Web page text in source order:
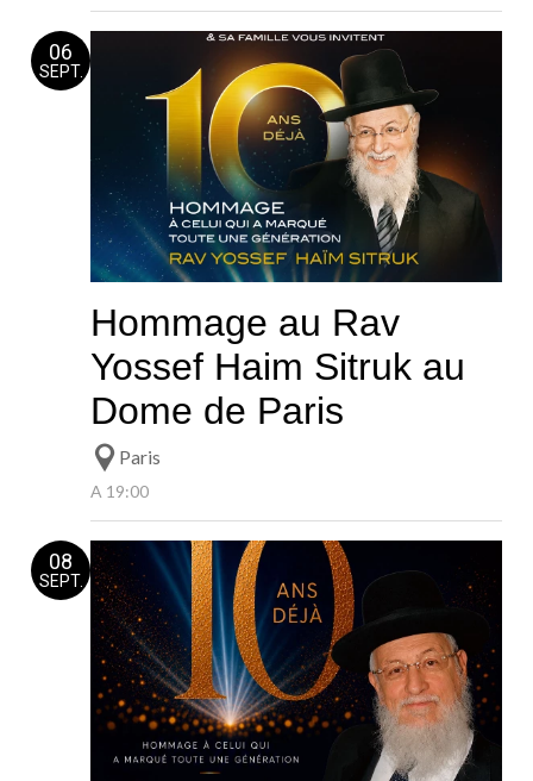
06
SEPT.
Hommage au Rav
Yossef Haim Sitruk au
Dome de Paris
Paris
A 19:00
08
SEPT.